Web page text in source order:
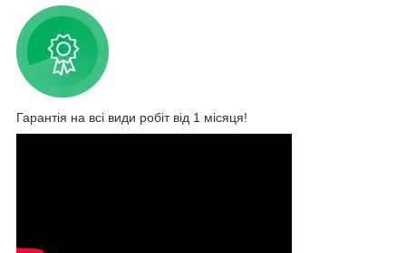
Гарантія на всі види робіт від 1 місяця!